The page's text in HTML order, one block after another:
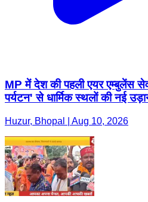
MP में देश की पहली एयर एम्बुलेंस
पर्यटन' से धार्मिक स्थलों की नई
Huzur, Bhopal | Aug 10, 2026